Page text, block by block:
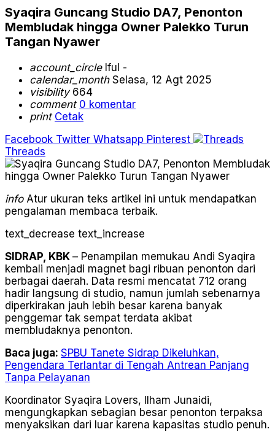
Syaqira Guncang Studio DA7, Penonton
Membludak hingga Owner Palekko Turun
Tangan Nyawer
account_circleIful -
calendar_monthSelasa, 12 Agt 2025
visibility664
comment 0 komentar
print Cetak
Facebook Twitter Whatsapp Pinterest
Threads
infoAtur ukuran teks artikel ini untuk mendapatkan
pengalaman membaca terbaik.
text_decrease text_increase
SIDRAP, KBK – Penampilan memukau Andi Syaqira
kembali menjadi magnet bagi ribuan penonton dari
berbagai daerah. Data resmi mencatat 712 orang
hadir langsung di studio, namun jumlah sebenarnya
diperkirakan jauh lebih besar karena banyak
penggemar tak sempat terdata akibat
membludaknya penonton.
Baca juga: SPBU Tanete Sidrap Dikeluhkan,
Pengendara Terlantar di Tengah Antrean Panjang
Tanpa Pelayanan
Koordinator Syaqira Lovers, Ilham Junaidi,
mengungkapkan sebagian besar penonton terpaksa
menyaksikan dari luar karena kapasitas studio penuh.